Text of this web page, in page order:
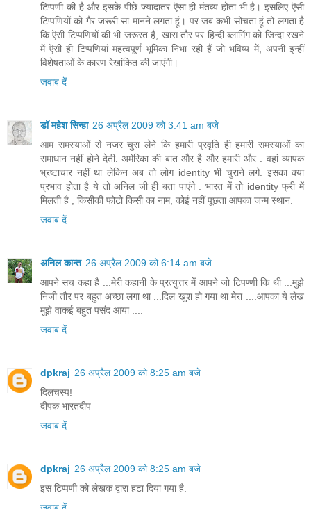
टिप्पणी की है और इसके पीछे ज्यादातर ऎसा ही मंतव्य होता भी है। इसलिए ऎसी
टिप्पणियों को गैर जरूरी सा मानने लगता हूं। पर जब कभी सोचता हूं तो लगता है
कि ऎसी टिप्पणियों की भी जरूरत है, खास तौर पर हिन्दी ब्लागिंग को जिन्दा रखने
में ऎसी ही टिप्पणियां महत्वपूर्ण भूमिका निभा रही हैं जो भविष्य में, अपनी इन्हीं
विशेषताओं के कारण रेखांकित की जाएंगी।
जवाब दें
डॉ महेश सिन्हा 26 अप्रैल 2009 को 3:41 am बजे
आम समस्याओं से नजर चुरा लेने कि हमारी प्रवृति ही हमारी समस्याओं का
समाधान नहीं होने देती. अमेरिका की बात और है और हमारी और . वहां व्यापक
भ्रष्टाचार नहीं था लेकिन अब तो लोग identity भी चुराने लगे. इसका क्या
प्रभाव होता है ये तो अनिल जी ही बता पाएंगे . भारत में तो identity फ्री में
मिलती है , किसीकी फोटो किसी का नाम, कोई नहीं पूछता आपका जन्म स्थान.
जवाब दें
अनिल कान्त 26 अप्रैल 2009 को 6:14 am बजे
आपने सच कहा है ...मेरी कहानी के प्रत्युत्तर में आपने जो टिपण्णी कि थी ...मुझे
निजी तौर पर बहुत अच्छा लगा था ...दिल खुश हो गया था मेरा ....आपका ये लेख
मुझे वाकई बहुत पसंद आया ....
जवाब दें
dpkraj 26 अप्रैल 2009 को 8:25 am बजे
दिलचस्प!
दीपक भारतदीप
जवाब दें
dpkraj 26 अप्रैल 2009 को 8:25 am बजे
इस टिप्पणी को लेखक द्वारा हटा दिया गया है.